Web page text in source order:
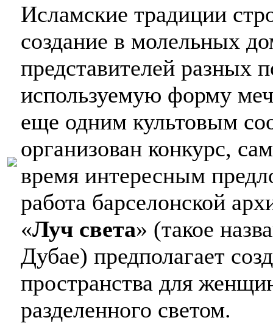
Исламские традиции
создание в молельных
представителей разных
используемую форму
еще одним культовым
организован конкурс,
время интересным
работа барселонской
«Луч света» (такое
Дубае) предполагает
пространства для
разделенного светом.